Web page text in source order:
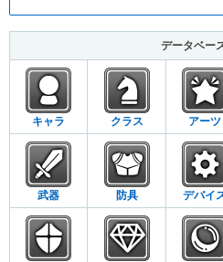
データベー
キャラ クラス アーツ
武器 防具 デバイ